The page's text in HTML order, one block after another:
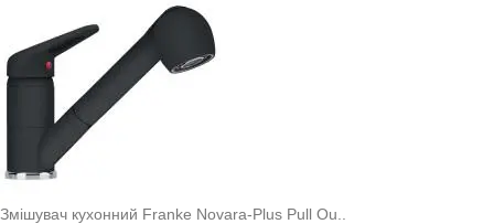
Змішувач кухонний Franke Novara-Plus Pull Ou..